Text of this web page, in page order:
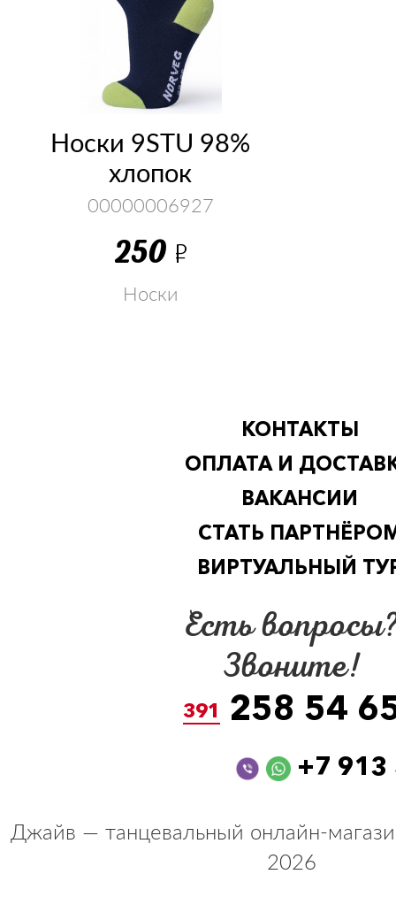
Носки 9STU 98%
хлопок
00000006927
250 Р
Носки
КОНТАКТЫ
ОПЛАТА И
ВАКАНСИИ
СТАТЬ
ВИРТУАЛЬНЫЙ
Есть
Звоните!
391 258 54
+7
Джайв — танцевальный онлайн-
2026